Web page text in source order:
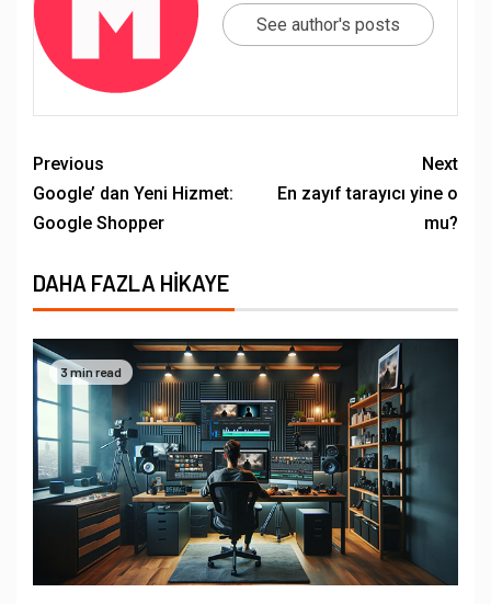
See author's posts
Previous
Google’ dan Yeni Hizmet:
Google Shopper
Next
En zayıf tarayıcı yine o
mu?
DAHA FAZLA HIKAYE
3 min read